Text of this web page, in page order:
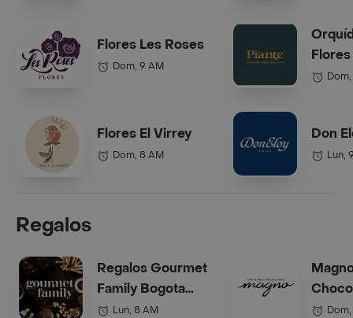
Flores Les Roses
Dom, 9 AM
Flores El Virrey
Dom, 8 AM
Don
Lun,
Regalos
Regalos Gourmet
Family Bogota
(Anchetas)
Lun, 8 AM